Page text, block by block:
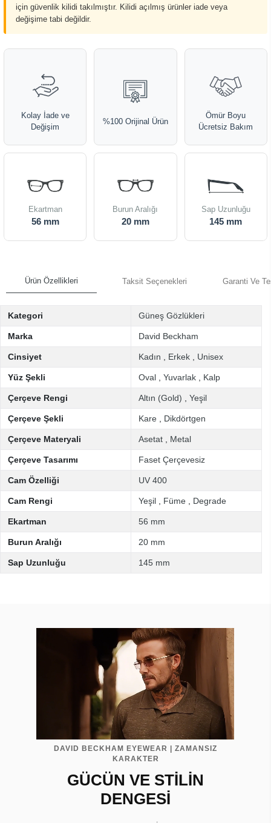
için güvenlik kilidi takılmıştır. Kilidi açılmış ürünler iade veya
değişime tabi değildir.
Kolay İade ve
Değişim
%100 Orijinal Ürün
Ömür Boyu
Ücretsiz Bakım
Ekartman
56 mm
Burun Aralığı
20 mm
Sap Uzunluğu
145 mm
Ürün Özellikleri Taksit Seçenekleri Garanti Ve
Kategori Güneş Gözlükleri
Marka David Beckham
Cinsiyet Kadın Erkek Unisex
Yüz Şekli Oval Yuvarlak Kalp
Çerçeve Rengi Altın (Gold) Yeşil
Çerçeve Şekli Kare Dikdörtgen
Çerçeve Materyali Asetat Metal
Çerçeve Tasarımı Faset Çerçevesiz
Cam Özelliği UV 400
Cam Rengi Yeşil Füme Degrade
Ekartman 56 mm
Burun Aralığı 20 mm
Sap Uzunluğu 145 mm
DAVID BECKHAM EYEWEAR | ZAMANSIZ
KARAKTER
GÜCÜN VE STİLİN
DENGESİ